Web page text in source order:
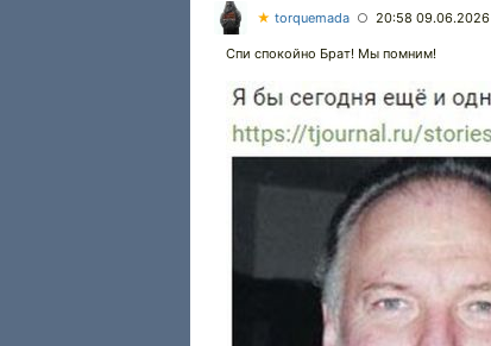
★ torquemada ○ 20:58 09.06.2026
Спи спокойно Брат! Мы помним!